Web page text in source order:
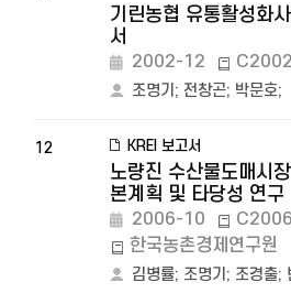
기린농협 유통활성화
서
2002-12
조명기 ; 전창곤; 박문호;
12 KREI 보고서
노량진 수산물도매시
본계획 및 타당성 연구
2006-10
한국농촌경제연구원
김병률; 조명기 ; 조경출;